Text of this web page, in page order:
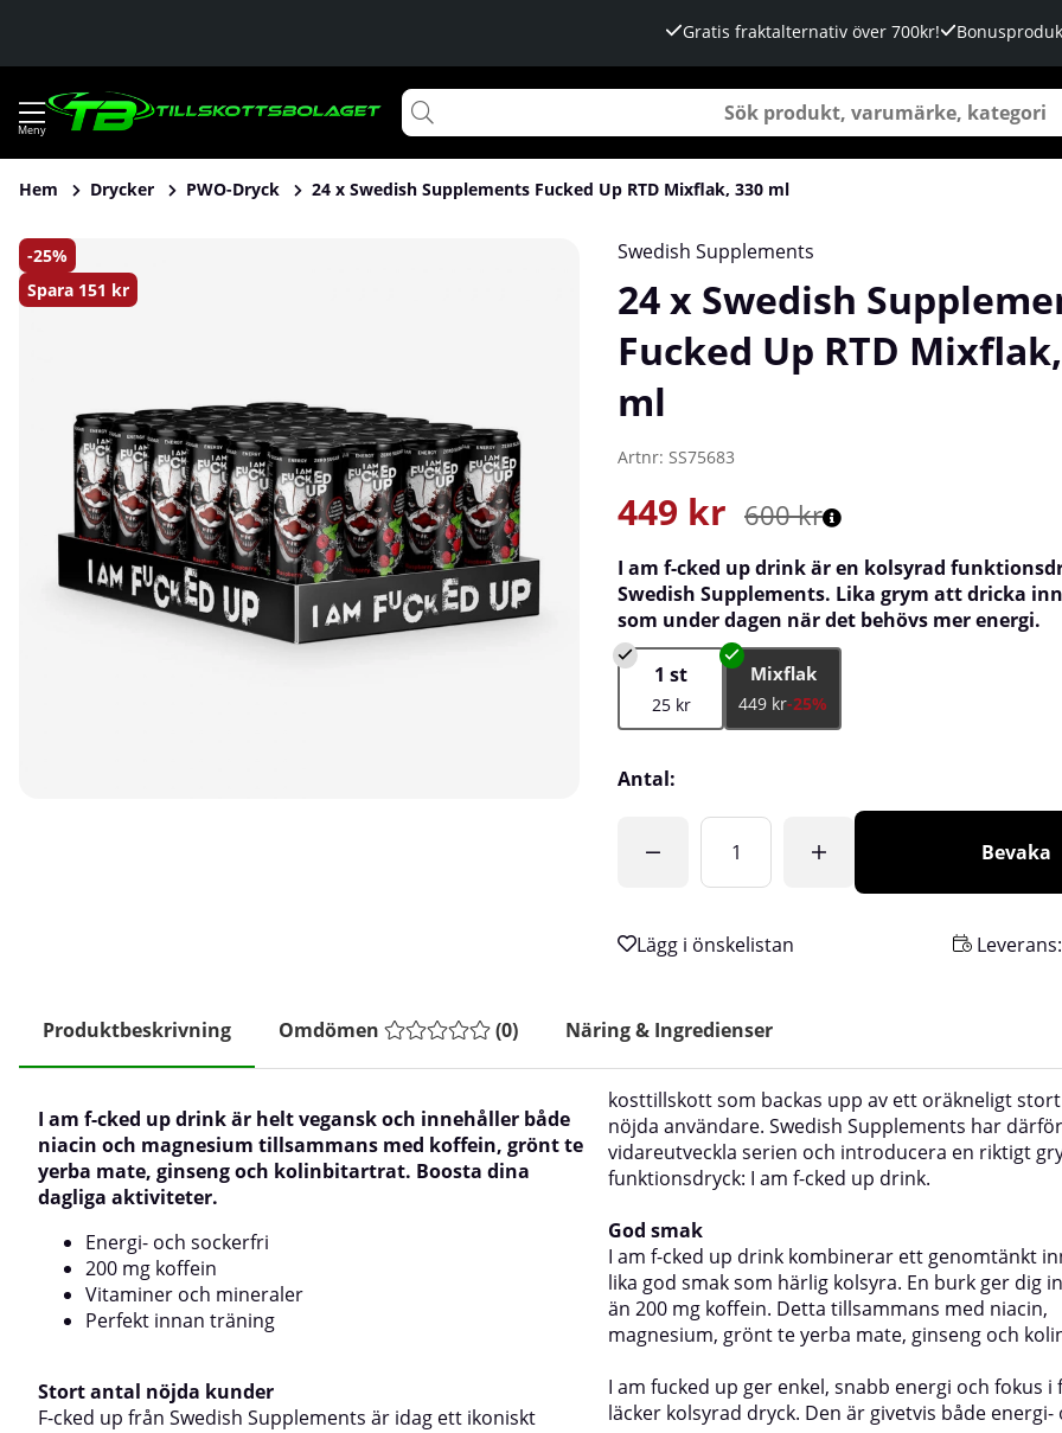
Gratis fraktalternativ över 700kr!
Hem Drycker PWO-Dryck 24 x Swedish Supplements Fucked Up RTD Mixflak, 330 ml
25
Spara 151 kr
Produktbilder 24 x Swedish Supplements Fucked Up RTD Mixflak, 330 mlSwedish Supplements
24 x Swedish
Fucked Up RTD
ml
Artnr: SS75683
600kr
449 kr
I am f-cked up drink är en kolsyrad
Swedish Supplements. Lika grym att dricka
som under dagen när det behövs mer energi.
1 st
25 kr
Mixflak
449 kr-25%
Antal:
Bevaka
Leverans:
Produktbeskrivning Omdömen (0) Näring & Ingredienser
I am f-cked up drink är helt vegansk och innehåller både
niacin och magnesium tillsammans med koffein, grönt te
yerba mate, ginseng och kolinbitartrat. Boosta dina
dagliga aktiviteter.
Energi- och sockerfri
200 mg koffein
Vitaminer och mineraler
Perfekt innan träning
Stort antal nöjda kunder
F-cked up från Swedish Supplements är idag ett ikoniskt
kosttillskott som backas upp av ett oräkneligt
nöjda användare. Swedish Supplements har
vidareutveckla serien och introducera en riktigt
funktionsdryck: I am f-cked up drink.
God smak
I am f-cked up drink kombinerar ett genomtänkt
lika god smak som härlig kolsyra. En burk ger dig
än 200 mg koffein. Detta tillsammans med niacin,
magnesium, grönt te yerba mate, ginseng och
I am fucked up ger enkel, snabb energi och fokus i
läcker kolsyrad dryck. Den är givetvis både energi-